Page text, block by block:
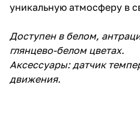
уникальную атмосферу в
Доступен в белом,
глянцево-белом цветах.
Аксессуары: датчик
движения.